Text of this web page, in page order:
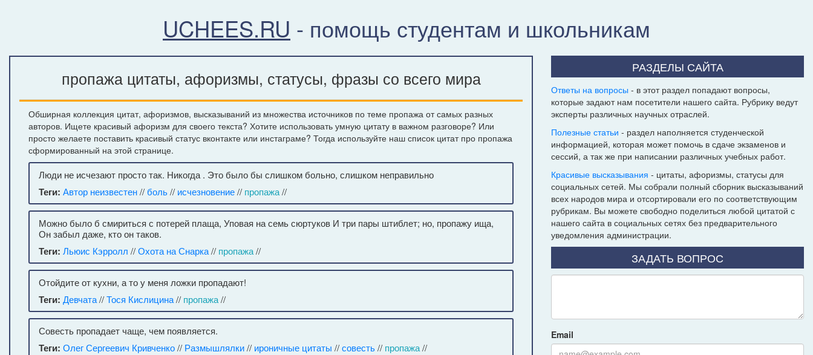
UCHEES.RU - помощь студентам и школьникам
пропажа цитаты, афоризмы, статусы, фразы со всего мира
Обширная коллекция цитат, афоризмов, высказываний из множества источников по теме пропажа от самых разных
авторов. Ищете красивый афоризм для своего текста? Хотите использовать умную цитату в важном разговоре? Или
просто желаете поставить красивый статус вконтакте или инстаграме? Тогда используйте наш список цитат про пропажа
сформированный на этой странице.
Люди не исчезают просто так. Никогда . Это было бы слишком больно, слишком неправильно
Теги: Автор неизвестен//боль// исчезновение// пропажа//
Можно было б смириться с потерей плаща, Уповая на семь сюртуков И три пары штиблет; но, пропажу ища,
Он забыл даже, кто он таков.
Теги: Льюис Кэрролл //Охота на Снарка// пропажа//
Отойдите от кухни, а то у меня ложки пропадают!
Теги: Девчата//Тося Кислицина// пропажа//
Совесть пропадает чаще, чем появляется.
Теги: Олег Сергеевич Кривченко// Размышлялки// ироничные цитаты //совесть// пропажа//
РАЗДЕЛЫ САЙТА
Ответы на вопросы - в этот раздел попадают вопросы,
которые задают нам посетители нашего сайта. Рубрику ведут
эксперты различных научных отраслей.
Полезные статьи - раздел наполняется студенческой
информацией, которая может помочь в сдаче экзаменов и
сессий, а так же при написании различных учебных работ.
Красивые высказывания - цитаты, афоризмы, статусы для
социальных сетей. Мы собрали полный сборник высказываний
всех народов мира и отсортировали его по соответствующим
рубрикам. Вы можете свободно поделиться любой цитатой с
нашего сайта в социальных сетях без предварительного
уведомления администрации.
ЗАДАТЬ ВОПРОС
Email